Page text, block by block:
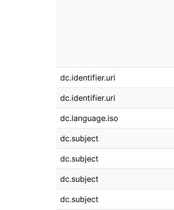
dc.identifier.uri
dc.identifier.uri
dc.language.iso
dc.subject
dc.subject
dc.subject
dc.subject